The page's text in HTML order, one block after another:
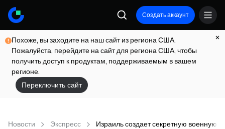
Создать аккаунт
Похоже, вы заходите на наш сайт из региона США.
Пожалуйста, перейдите на сайт для региона США, чтобы
получить доступ к продуктам, поддерживаемым в вашем
регионе.
Переключить сайт
Новости Экспресс Израиль создает секретную военную